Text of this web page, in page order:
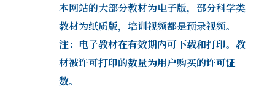
本网站的大部分教材为电子版，部分科学类
教材为纸质版，培训视频都是预录视频。
注：电子教材在有效期内可下载和打印。教
材被许可打印的数量为用户购买的许可证
数。